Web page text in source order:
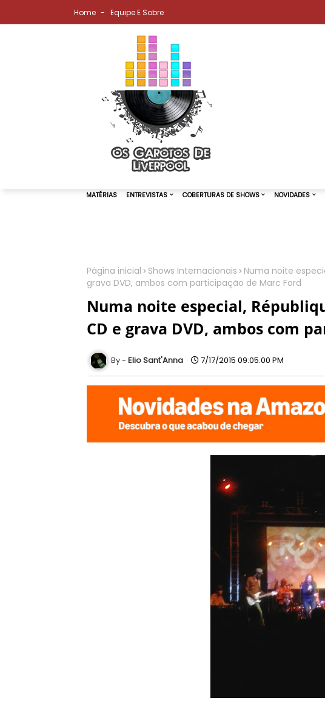
Home Equipe E Sobre
Página inicial Shows Internacionais
Numa noite
grava DVD, ambos com participação de Marc Ford
Numa noite especial,
CD e grava DVD, ambos com
Elio Sant'Anna 7/17/2015 09:05:00 PM